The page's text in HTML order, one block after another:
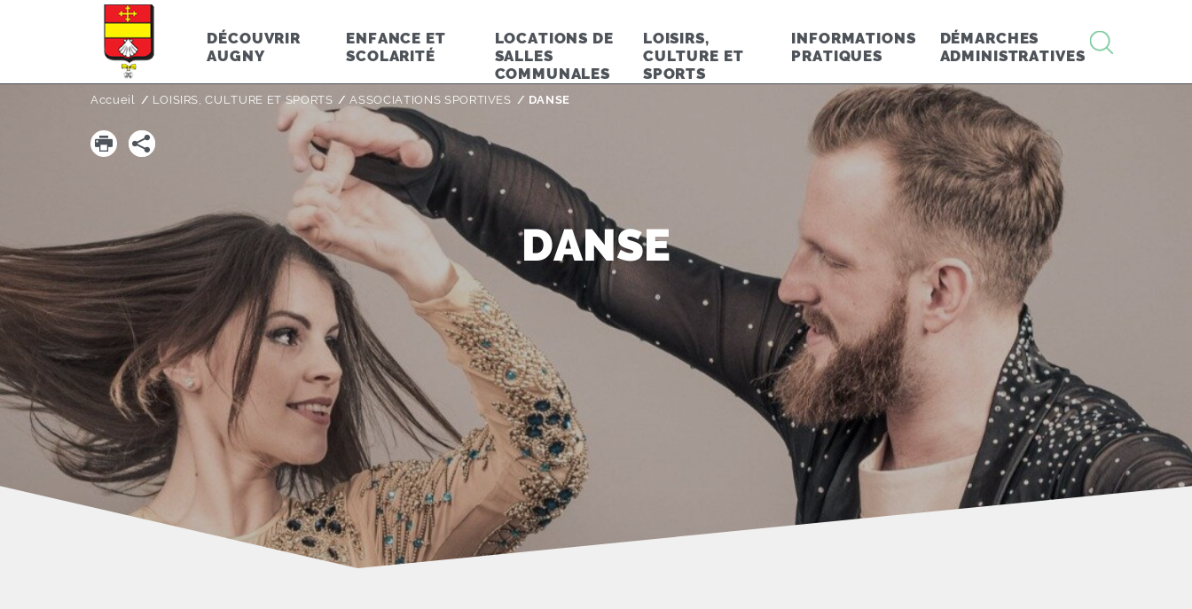
DÉCOUVRIR
AUGNY
ENFANCE ET
SCOLARITÉ
LOCATIONS DE
SALLES
COMMUNALES
LOISIRS,
CULTURE ET
SPORTS
INFORMATIONS
PRATIQUES
DÉMARCHES
ADMINISTRATIVES
Accueil LOISIRS, CULTURE ET SPORTS ASSOCIATIONS SPORTIVES Page active :
DANSE
DANSE